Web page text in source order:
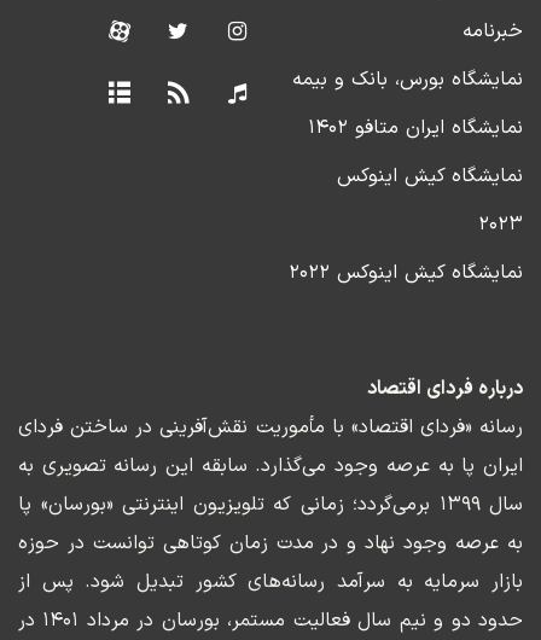
خبرنامه
نمایشگاه بورس، بانک و بیمه
نمایشگاه ایران متافو ۱۴۰۲
نمایشگاه کیش اینوکس
۲۰۲۳
نمایشگاه کیش اینوکس ۲۰۲۲
درباره فردای اقتصاد
رسانه «فردای اقتصاد» با مأموریت نقش‌آفرینی در ساختن فردای
ایران پا به عرصه وجود می‌گذارد. سابقه این رسانه تصویری به
سال ۱۳۹۹ برمی‌گردد؛ زمانی که تلویزیون اینترنتی «بورسان» پا
به عرصه وجود نهاد و در مدت زمان کوتاهی توانست در حوزه
بازار سرمایه به سرآمد رسانه‌های کشور تبدیل شود. پس از
حدود دو و نیم سال فعالیت مستمر، بورسان در مرداد ۱۴۰۱ در